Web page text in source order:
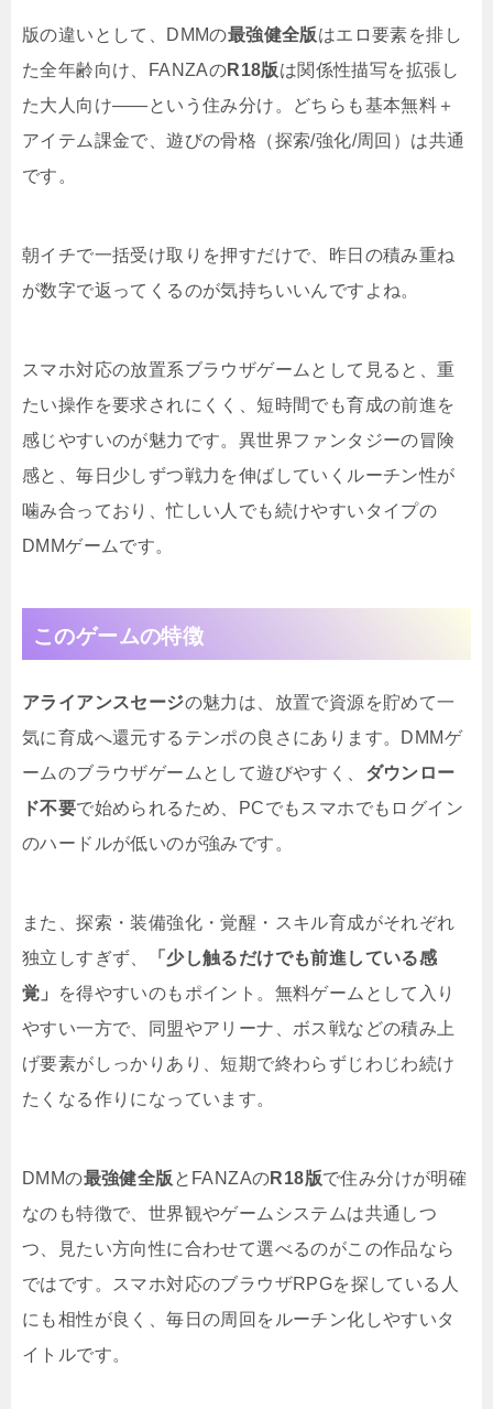
版の違いとして、DMMの最強健全版はエロ要素を排し
た全年齢向け、FANZAのR18版は関係性描写を拡張し
た大人向け――という住み分け。どちらも基本無料＋
アイテム課金で、遊びの骨格（探索/強化/周回）は共通
です。
朝イチで一括受け取りを押すだけで、昨日の積み重ね
が数字で返ってくるのが気持ちいいんですよね。
スマホ対応の放置系ブラウザゲームとして見ると、重
たい操作を要求されにくく、短時間でも育成の前進を
感じやすいのが魅力です。異世界ファンタジーの冒険
感と、毎日少しずつ戦力を伸ばしていくルーチン性が
噛み合っており、忙しい人でも続けやすいタイプの
DMMゲームです。
このゲームの特徴
アライアンスセージの魅力は、放置で資源を貯めて一
気に育成へ還元するテンポの良さにあります。DMMゲ
ームのブラウザゲームとして遊びやすく、 ダウンロー
ド不要で始められるため、PCでもスマホでもログイン
のハードルが低いのが強みです。
また、探索・装備強化・覚醒・スキル育成がそれぞれ
独立しすぎず、
「少し触るだけでも前進している感
覚」
を得やすいのもポイント。無料ゲームとして入り
やすい一方で、同盟やアリーナ、ボス戦などの積み上
げ要素がしっかりあり、短期で終わらずじわじわ続け
たくなる作りになっています。
DMMの最強健全版 とFANZAのR18版で住み分けが明確
なのも特徴で、世界観やゲームシステムは共通しつ
つ、見たい方向性に合わせて選べるのがこの作品なら
ではです。スマホ対応のブラウザRPGを探している人
にも相性が良く、毎日の周回をルーチン化しやすいタ
イトルです。